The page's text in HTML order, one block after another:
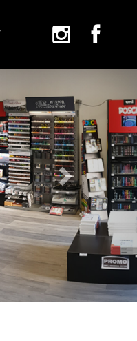
sur sur